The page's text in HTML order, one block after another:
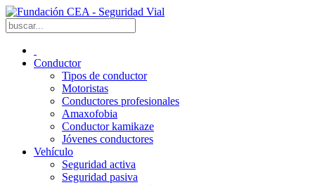
Conductor
Tipos de conductor
Motoristas
Conductores profesionales
Amaxofobia
Conductor kamikaze
Jóvenes conductores
Vehículo
Seguridad activa
Seguridad pasiva